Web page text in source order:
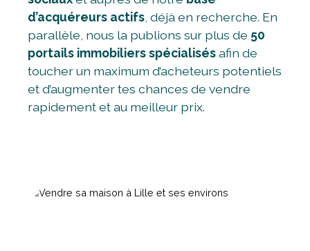
d’acquéreurs actifs , déjà en recherche. En
parallèle, nous la publions sur plus de 50
portails immobiliers spécialisésafin de
toucher un maximum d’acheteurs potentiels
et d’augmenter tes chances de vendre
rapidement et au meilleur prix.